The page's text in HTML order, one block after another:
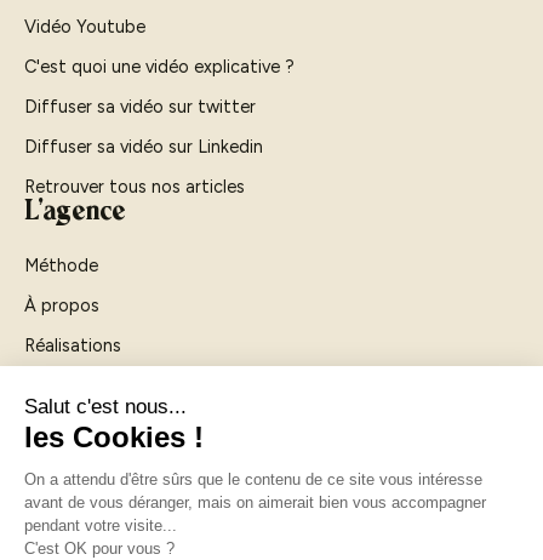
Vidéo Youtube
C'est quoi une vidéo explicative ?
Diffuser sa vidéo sur twitter
Diffuser sa vidéo sur Linkedin
Retrouver tous nos articles
L'agence
Méthode
À propos
Réalisations
Agence vidéo Paris
Légal